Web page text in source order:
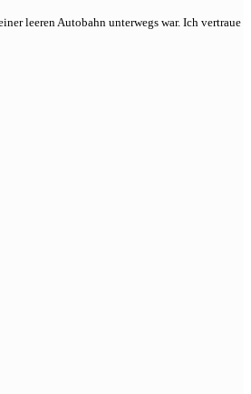
leeren Autobahn unterwegs war. Ich vertraue